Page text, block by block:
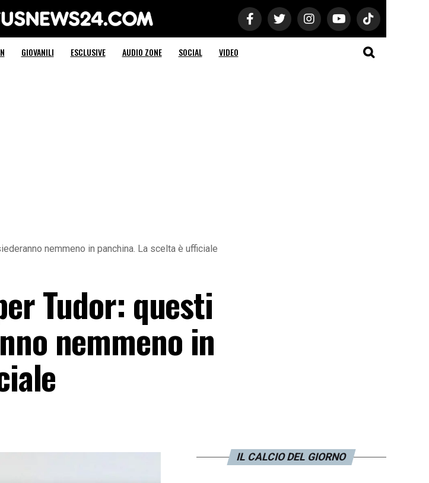
Juventus News 24
GIOVANILI ESCLUSIVE AUDIO ZONE SOCIAL VIDEO
nemmeno in panchina. La scelta è ufficiale
Tudor: questi
nemmeno in
IL CALCIO DEL GIORNO